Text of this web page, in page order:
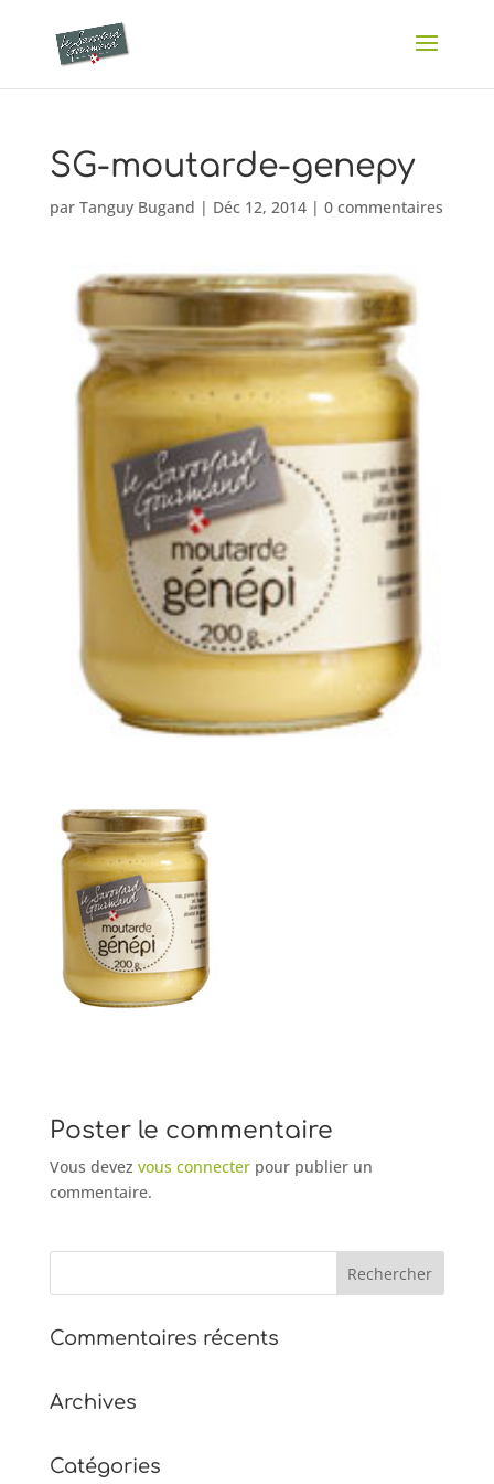
SG-moutarde-genepy
par Tanguy Bugand | Déc 12, 2014| 0 commentaires
Poster le commentaire
Vous devez vous connecterpour publier un
commentaire.
Commentaires récents
Archives
Catégories